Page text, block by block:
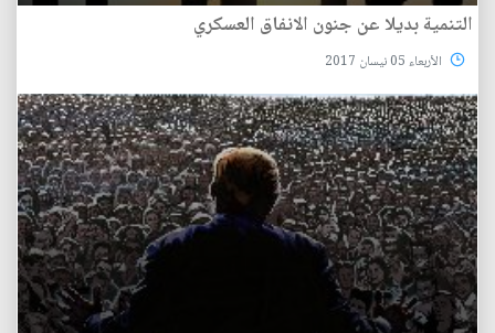
التنمية بديلا عن جنون الانفاق العسكري
الأربعاء 05 نيسان 2017